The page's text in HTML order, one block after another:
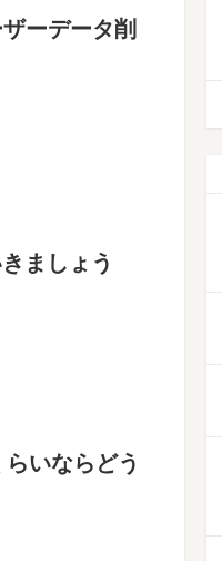
ーデータ削
ましょう
いならどう